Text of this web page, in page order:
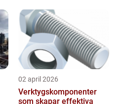
02 april 2026
Verktygskomponenter
som skapar effektiva